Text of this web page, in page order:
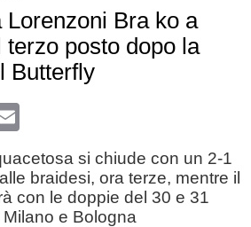
Lorenzoni Bra ko a
terzo posto dopo la
Butterfly
Email
si chiude con un 2‑1
braidesi, ora terze, mentre il
con le doppie del 30 e 31
e Bologna